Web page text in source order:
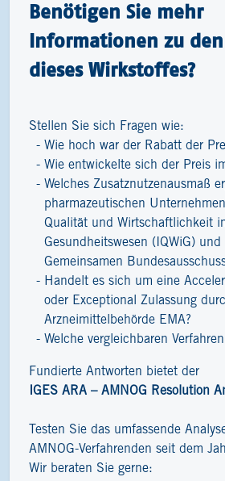
Benötigen Sie mehr
Informationen zu
dieses Wirkstoffes?
Stellen Sie sich Fragen wie:
Wie hoch war der Rabatt der
Wie entwickelte sich der Preis
Welches Zusatznutzenausmaß
pharmazeutischen
Qualität und Wirtschaftlichkeit
Gesundheitswesen (IQWiG) und
Gemeinsamen
Handelt es sich um eine
oder Exceptional Zulassung
Arzneimittelbehörde EMA?
Welche vergleichbaren
Fundierte Antworten bietet der
IGES ARA – AMNOG Resolution
Testen Sie das umfassende
AMNOG-Verfahrenden seit dem
Wir beraten Sie gerne: